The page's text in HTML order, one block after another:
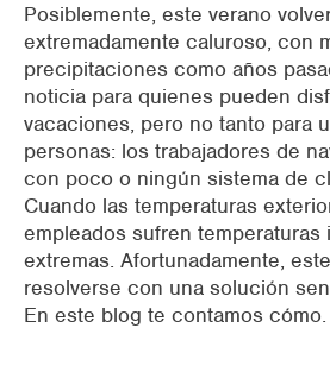
Posiblemente, este verano
extremadamente caluroso, con
precipitaciones como años
noticia para quienes pueden
vacaciones, pero no tanto para
personas: los trabajadores de
con poco o ningún sistema de
Cuando las temperaturas
empleados sufren temperaturas
extremas. Afortunadamente,
resolverse con una solución
En este blog te contamos cómo.